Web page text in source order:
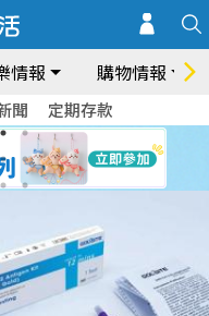
情報 購物情報
聞 定期存款